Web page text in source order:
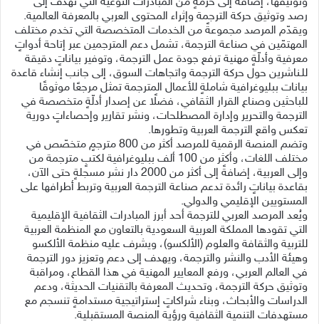
وتوثيقها، إضافةً إلى حزمةٍ من المبادرات النوعية التي تهدف إلى
رصد وتوثيق حركة الترجمة وإثراء المحتوى العربي بالمعرفة العالمية.
ويقدّم المرصد مجموعةً من الخدمات المتخصصة التي تخدم مختلف
المهتمّين في صناعة الترجمة، تشمل دعم المترجمين عبر إتاحة أدواتٍ
معرفية وأدلّةٍ مهنية ترفع جودة عمل الترجمة، وتوفير بياناتٍ دقيقة
للـناشرين حول حركة الترجمة واتجاهات السوق، إلى جانب إنشاء قاعدة
بيانات ببليوغرافية شاملةٍ للأعمال المترجمة تمثل مرجعًا موثوقًا
للباحثين وصناع القرار الثقافي، فضلًا عن إصدار أدلّةٍ متخصصة في
الترجمة والتحرير وإدارة المصطلحات، ونشر تقارير وإحصاءاتٍ دورية
تعكس واقع الترجمة العربية وتطورها.
وتضم المنصة الرقمية للمرصد أكثر من 800 مترجمٍ متخصّص في
مختلف اللغات، وأكثر من 100 ألف ببليوغرافية لكتبٍ مترجمة من
وإلى العربية، إضافةً إلى أكثر من 2000 دار نشر مسجلةٍ حتى الآن،
بقاعدة بياناتٍ رائدة تدعم صناعة الترجمة العربية وتربط أطرافها على
المستويين الإقليمي والدولي.
ويُعد المرصد العربي للترجمة أحد أبرز المبادرات الثقافية الإقليمية
التي تقودها المملكة العربية السعودية بالتعاون مع المنظمة العربية
للتربية والثقافة والعلوم (الألكسو)، ويشرف عليه منظمة الألكسو
وهيئة الأدب والنشر والترجمة، ويهدف إلى دعم وتعزيز دور الترجمة
في العالم العربي، ورفع المعايير المهنية في هذا القطاع، ومراقبة
وتوثيق حركة الترجمة، وتحديث المعرفة بالتقنيات الحديثة، ودعم
الدراسات والأبحاث، وبناء شراكاتٍ إستراتيجية مستدامةٍ تنسجم مع
مستهدفات التنمية الثقافية ورؤية المنصة المستقبلية.